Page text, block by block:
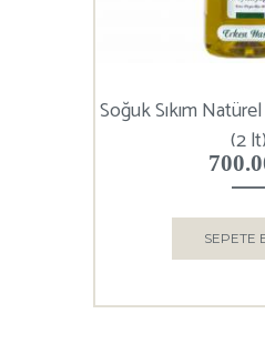
Soğuk Sıkım
(2 lt)
SEPETE